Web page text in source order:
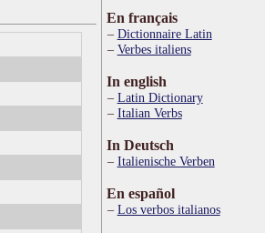
En français
Dictionnaire Latin
Verbes italiens
In english
Latin Dictionary
Italian Verbs
In Deutsch
Italienische Verben
En español
Los verbos italianos